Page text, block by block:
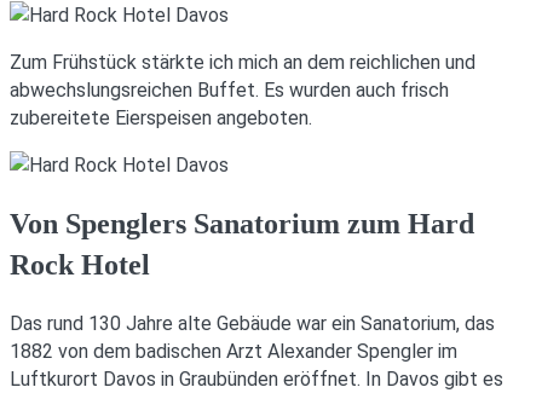
Zum Frühstück stärkte ich mich an dem reichlichen und
abwechslungsreichen Buffet. Es wurden auch frisch
zubereitete Eierspeisen angeboten.
Von Spenglers Sanatorium zum Hard
Rock Hotel
Das rund 130 Jahre alte Gebäude war ein Sanatorium, das
1882 von dem badischen Arzt Alexander Spengler im
Luftkurort Davos in Graubünden eröffnet. In Davos gibt es